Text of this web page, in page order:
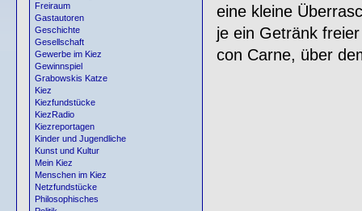
Freiraum
Gastautoren
Geschichte
Gesellschaft
Gewerbe im Kiez
Gewinnspiel
Grabowskis Katze
Kiez
Kiezfundstücke
KiezRadio
Kiezreportagen
Kinder und Jugendliche
Kunst und Kultur
Mein Kiez
Menschen im Kiez
Netzfundstücke
Philosophisches
eine kleine
je ein Getränk
con Carne, über